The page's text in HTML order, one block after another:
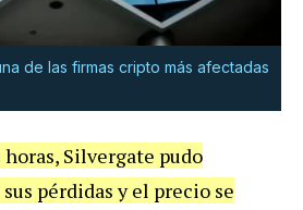
de las firmas cripto más afectadas
horas, Silvergate pudo
pérdidas y el precio se